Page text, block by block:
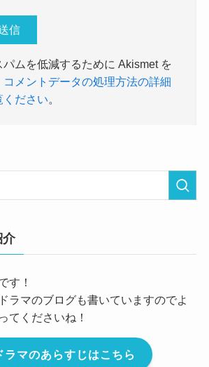
パムを低減するために Akismet を
コメントデータの処理方法の詳細
ください。
介
す！
ラマのブログも書いていますのでよ
てくださいね！
ラマのあらすじはこちら